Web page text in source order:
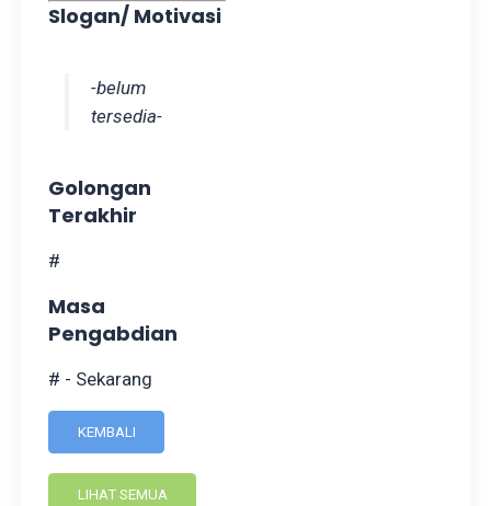
Slogan/ Motivasi
-belum
tersedia-
Golongan
Terakhir
#
Masa
Pengabdian
# - Sekarang
KEMBALI
LIHAT SEMUA